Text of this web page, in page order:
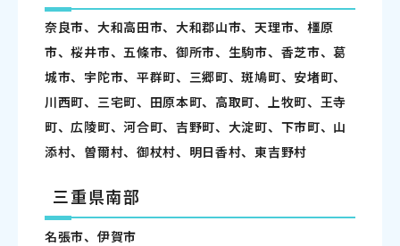
奈良市、大和高田市、大和郡山市、天理市、橿原
市、桜井市、五條市、御所市、生駒市、香芝市、葛
城市、宇陀市、平群町、三郷町、斑鳩町、安堵町、
川西町、三宅町、田原本町、高取町、上牧町、王寺
町、広陵町、河合町、吉野町、大淀町、下市町、山
添村、曽爾村、御杖村、明日香村、東吉野村
三重県南部
名張市、伊賀市